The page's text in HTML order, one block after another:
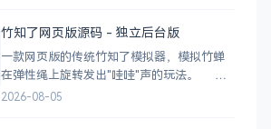
示：移动端 2 列 → 平板 3 列 → 桌面 4~5
竹知了网页版源码 - 独立后台版
一款网页版的传统竹知了模拟器，模拟竹蝉
在弹性绳上旋转发出"哇哇"声的玩法。 核
心功能 网页版运行，无需下载 独立后台管
2026-08-05